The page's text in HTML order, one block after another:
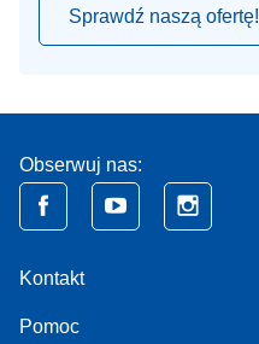
Sprawdź naszą ofertę!
Obserwuj nas:
Kontakt
Pomoc